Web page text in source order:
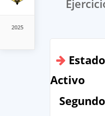
2025
Ejercicio
Activo